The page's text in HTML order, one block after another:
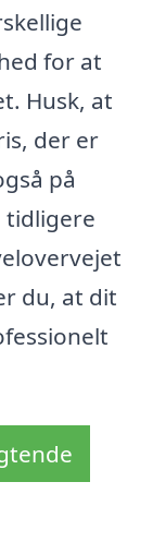
for at
Husk, at
der er
på
tidligere
du, at dit